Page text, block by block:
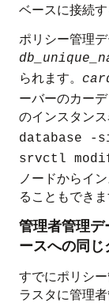
ベースに接続す
ポリシー管理デ
られます。
ーバーのカー
のインスタンス
database -
srvctl
ノードからイ
ることもできま
管理者管理
ースへの同
すでにポリシ
ラスタに管理